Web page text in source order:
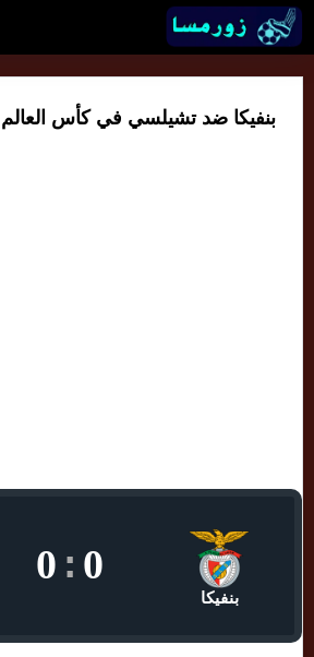
بنفيكا ضد تشيلسي في كأس العالم
بنفيكا
0
:
0